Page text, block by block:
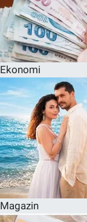
Ekonomi
Magazin